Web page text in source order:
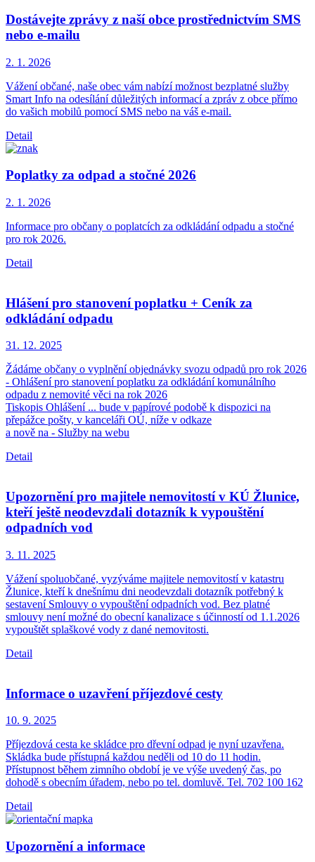
Dostávejte zprávy z naší obce prostřednictvím SMS
nebo e-mailu
2. 1. 2026
Vážení občané, naše obec vám nabízí možnost bezplatné služby
Smart Info na odesílání důležitých informací a zpráv z obce přímo
do vašich mobilů pomocí SMS nebo na váš e-mail.
Detail
Poplatky za odpad a stočné 2026
2. 1. 2026
Informace pro občany o poplatcích za odkládání odpadu a stočné
pro rok 2026.
Detail
Hlášení pro stanovení poplatku + Ceník za
odkládání odpadu
31. 12. 2025
Žádáme občany o vyplnění objednávky svozu odpadů pro rok 2026
- Ohlášení pro stanovení poplatku za odkládání komunálního
odpadu z nemovité věci na rok 2026
Tiskopis Ohlášení ... bude v papírové podobě k dispozici na
přepážce pošty, v kanceláři OÚ, níže v odkaze
a nově na - Služby na webu
Detail
Upozornění pro majitele nemovitostí v KÚ Žlunice,
kteří ještě neodevzdali dotazník k vypouštění
odpadních vod
3. 11. 2025
Vážení spoluobčané, vyzýváme majitele nemovitostí v katastru
Žlunice, kteří k dnešnímu dni neodevzdali dotazník potřebný k
sestavení Smlouvy o vypouštění odpadních vod. Bez platné
smlouvy není možné do obecní kanalizace s účinností od 1.1.2026
vypouštět splaškové vody z dané nemovitosti.
Detail
Informace o uzavření příjezdové cesty
10. 9. 2025
Příjezdová cesta ke skládce pro dřevní odpad je nyní uzavřena.
Skládka bude přístupná každou neděli od 10 do 11 hodin.
Přístupnost během zimního období je ve výše uvedený čas, po
dohodě s obecním úřadem, nebo po tel. domluvě. Tel. 702 100 162
Detail
Upozornění a informace